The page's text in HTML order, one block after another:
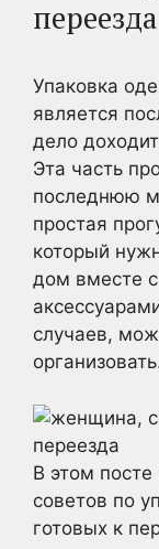
переезда
Упаковка
является
дело
Эта часть
последнюю
простая
который
дом вместе
случаев,
В этом
советов по
готовых к